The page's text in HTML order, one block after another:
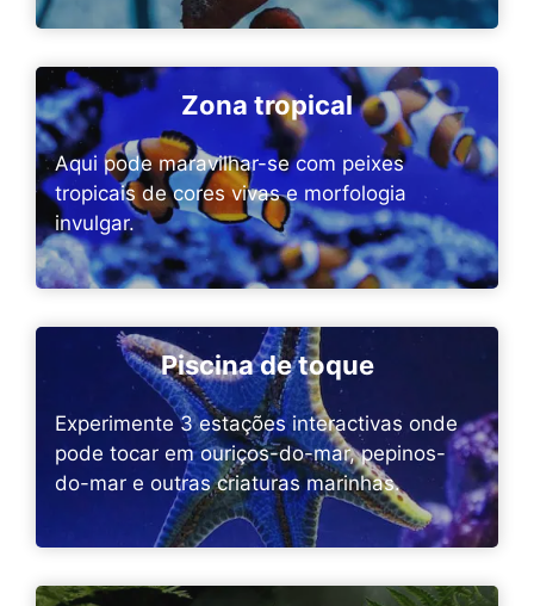
Zona tropical
Aqui pode maravilhar-se com peixes
tropicais de cores vivas e morfologia
invulgar.
Piscina de toque
Experimente 3 estações interactivas onde
pode tocar em ouriços-do-mar, pepinos-
do-mar e outras criaturas marinhas.